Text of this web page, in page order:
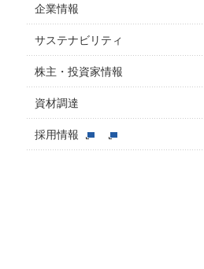
企業情報
サステナビリティ
株主・投資家情報
資材調達
採用情報